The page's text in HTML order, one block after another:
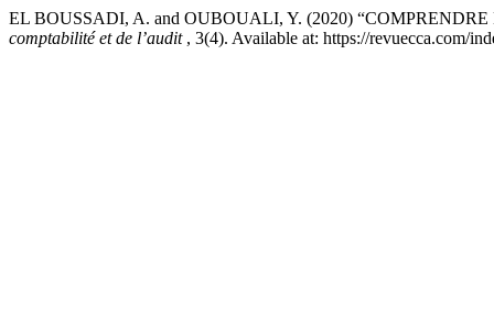
EL BOUSSADI, A. and OUBOUALI, Y. (2020)
comptabilité et de l’audit , 3(4). Available at: https://revuecca.com/